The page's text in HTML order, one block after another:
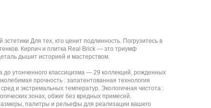
Для тех, кто ценит подлинность. Погрузитесь в
Кирпич и плитка Real Brick — это триумф
дышит историей и мастерством.
до утонченного классицизма — 29 коллекций, рожденных
прочность : запатентованная технология
и экстремальных температур. Экологичная чистота :
зонах, обжиг без вредных примесей.
палитры и рельефы для реализации вашего